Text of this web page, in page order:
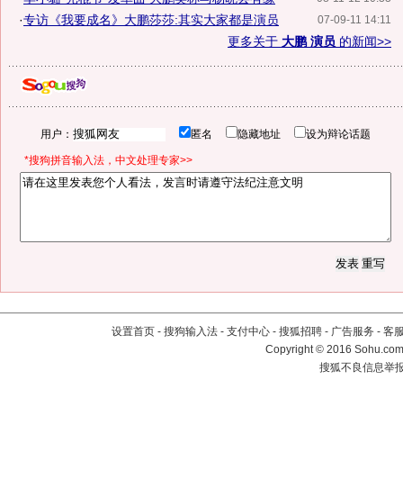
07-09-11 14:11
·专访《我要成名》大鹏莎莎:其实大家都是演员
更多关于 大鹏 演员 的新闻>>
用户： 匿名 隐藏地址 设为辩论话题
*搜狗拼音输入法，中文处理专家>>
设置首页 - 搜狗输入法 - 支付中心 - 搜狐招聘 - 广告服务 - 客
Copyright©2016
搜狐不良信息举